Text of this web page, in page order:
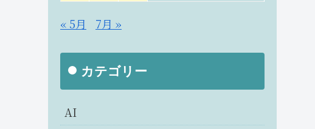
« 5月 7月 »
カテゴリー
AI